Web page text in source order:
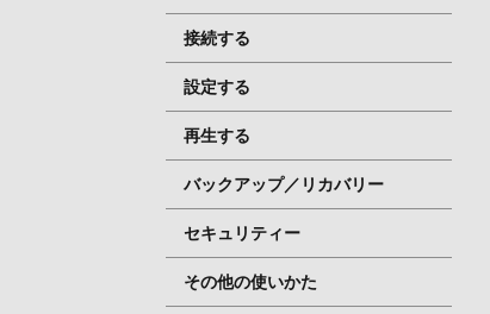
接続する
設定する
再生する
バックアップ／リカバリー
セキュリティー
その他の使いかた